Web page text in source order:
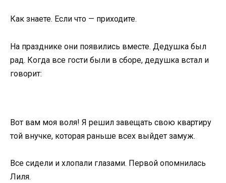
Как знаете. Если что — приходите.
На празднике они появились вместе. Дедушка был
рад. Когда все гости были в сборе, дедушка встал и
говорит:
Вот вам моя воля! Я решил завещать свою квартиру
той внучке, которая раньше всех выйдет замуж.
Все сидели и хлопали глазами. Первой опомнилась
Лиля.